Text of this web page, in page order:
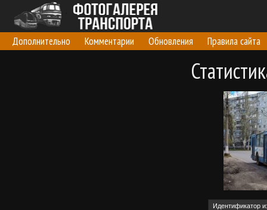
Дополнительно Комментарии Обновления Правила сайта
Идентификатор